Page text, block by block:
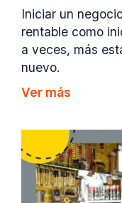
Iniciar un
rentable como
a veces, más
nuevo.
Ver más